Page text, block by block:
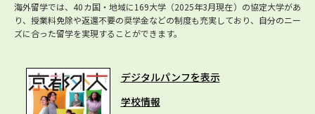
海外留学では、40カ国・地域に169大学（2025年3月現在）の協定大学があ
り、授業料免除や返還不要の奨学金などの制度も充実しており、自分のニー
ズに合った留学を実現することができます。
デジタルパンフを表示
学校情報